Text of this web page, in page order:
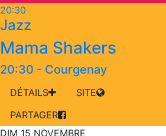
20:30
Jazz
Mama Shakers
20:30 - Courgenay
DÉTAILS
SITE
PARTAGER
DIM 15 NOVEMBRE